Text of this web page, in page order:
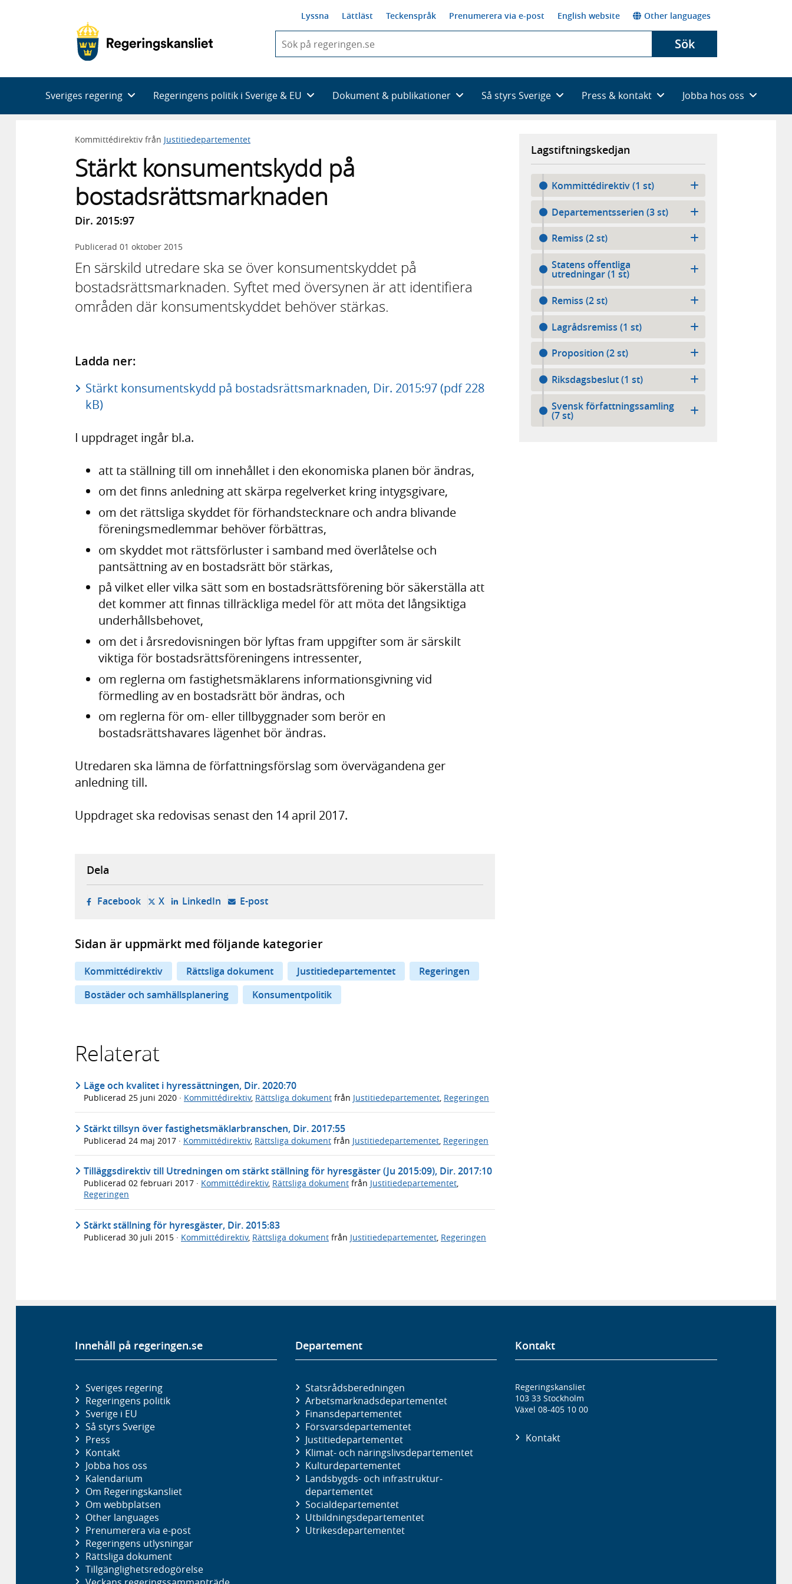
Lyssna Lättläst Teckenspråk Prenumerera via e-post English website Other languages
du
skriva
framträder
en
Sök
Sveriges regering Regeringens politik i Sverige & EU Dokument & publikationer Så styrs Sverige Press & kontakt Jobba hos oss
Kommittédirektiv från Justitiedepartementet
Stärkt konsumentskydd på
bostadsrättsmarknaden
Dir. 2015:97
Publicerad 01 oktober 2015
En särskild utredare ska se över konsumentskyddet på
bostadsrättsmarknaden. Syftet med översynen är att identifiera
områden där konsumentskyddet behöver stärkas.
Ladda ner:
Stärkt konsumentskydd på bostadsrättsmarknaden, Dir. 2015:97 (pdf 228
kB)
I uppdraget ingår bl.a.
att ta ställning till om innehållet i den ekonomiska planen bör ändras,
om det finns anledning att skärpa regelverket kring intygsgivare,
om det rättsliga skyddet för förhandstecknare och andra blivande
föreningsmedlemmar behöver förbättras,
om skyddet mot rättsförluster i samband med överlåtelse och
pantsättning av en bostadsrätt bör stärkas,
på vilket eller vilka sätt som en bostadsrättsförening bör säkerställa att
det kommer att finnas tillräckliga medel för att möta det långsiktiga
underhållsbehovet,
om det i årsredovisningen bör lyftas fram uppgifter som är särskilt
viktiga för bostadsrättsföreningens intressenter,
om reglerna om fastighetsmäklarens informationsgivning vid
förmedling av en bostadsrätt bör ändras, och
om reglerna för om- eller tillbyggnader som berör en
bostadsrättshavares lägenhet bör ändras.
Utredaren ska lämna de författningsförslag som övervägandena ger
anledning till.
Uppdraget ska redovisas senast den 14 april 2017.
Lagstiftningskedjan
Kommittédirektiv (1 st)
Departementsserien (3 st)
Remiss (2 st)
Statens offentliga
utredningar (1 st)
Remiss (2 st)
Lagrådsremiss (1 st)
Proposition (2 st)
Riksdagsbeslut (1 st)
Svensk författningssamling
(7 st)
Dela
Facebook- öppnas i ny flik, extern webbplats,
X- öppnas i ny flik, extern webbplats,
LinkedIn- öppnas i ny flik, extern webbplats,
E-post- öppnar din e-postklient,
Sidan är uppmärkt med följande kategorier
Kommittédirektiv Rättsliga dokument Justitiedepartementet
Regeringen
Bostäder och samhällsplanering
Konsumentpolitik
Relaterat
Läge och kvalitet i hyressättningen, Dir. 2020:70
Publicerad 25 juni 2020 · Kommittédirektiv, Rättsliga dokument från Justitiedepartementet, Regeringen
Stärkt tillsyn över fastighetsmäklarbranschen, Dir. 2017:55
Publicerad 24 maj 2017 · Kommittédirektiv, Rättsliga dokument från Justitiedepartementet Regeringen
Tilläggsdirektiv till Utredningen om stärkt ställning för hyresgäster (Ju 2015:09), Dir. 2017:10
Publicerad 02 februari 2017 · Kommittédirektiv, Rättsliga dokument från Justitiedepartementet,
Regeringen
Stärkt ställning för hyresgäster, Dir. 2015:83
Publicerad 30 juli 2015 · Kommittédirektiv, Rättsliga dokument från Justitiedepartementet, Regeringen
Innehåll på regeringen.se
Sveriges regering
Regeringens politik
Sverige i EU
Så styrs Sverige
Press
Kontakt
Jobba hos oss
Kalendarium
Om Regeringskansliet
Om webbplatsen
Other languages
Prenumerera via e-post
Regeringens utlysningar
Rättsliga dokument
Tillgänglighetsredogörelse
Departement
Statsrådsberedningen
Arbetsmarknads­departementet
Finans­departementet
Försvars­departementet
Justitie­departementet
Klimat- och näringslivs­departementet
Kultur­departementet
Landsbygds- och infrastruktur­
departementet
Social­departementet
Utbildnings­departementet
Utrikes­departementet
Kontakt
Regeringskansliet
103 33 Stockholm
Växel 08-405 10 00
Kontakt